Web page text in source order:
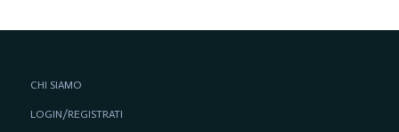
CHI SIAMO
LOGIN/REGISTRATI